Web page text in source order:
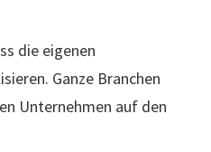
die eigenen
Ganze Branchen
Unternehmen auf den